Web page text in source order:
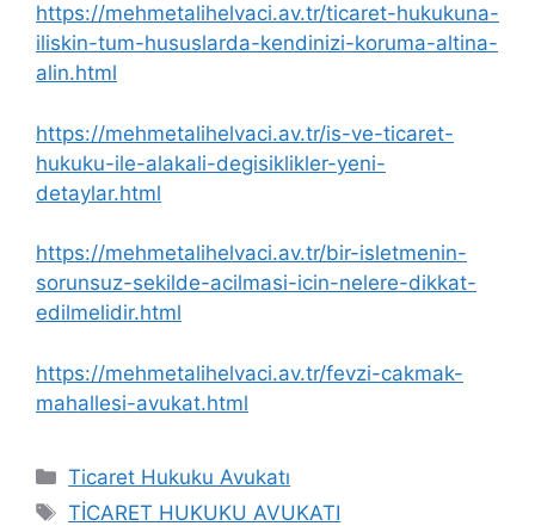
https://mehmetalihelvaci.av.tr/ticaret-hukukuna-
iliskin-tum-hususlarda-kendinizi-koruma-altina-
alin.html
https://mehmetalihelvaci.av.tr/is-ve-ticaret-
hukuku-ile-alakali-degisiklikler-yeni-
detaylar.html
https://mehmetalihelvaci.av.tr/bir-isletmenin-
sorunsuz-sekilde-acilmasi-icin-nelere-dikkat-
edilmelidir.html
https://mehmetalihelvaci.av.tr/fevzi-cakmak-
mahallesi-avukat.html
Kategoriler
Ticaret Hukuku Avukatı
Etiketler
TİCARET HUKUKU AVUKATI